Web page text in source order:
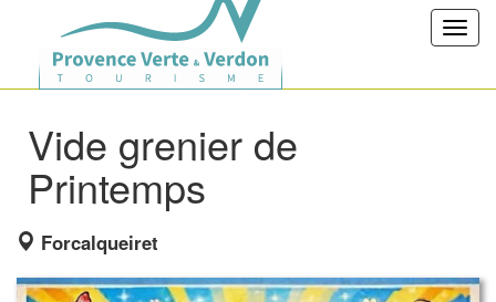
Vide grenier de
Printemps
Forcalqueiret